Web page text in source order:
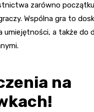
zarówno
Wspólna gra to
umiejętności, a także do
na